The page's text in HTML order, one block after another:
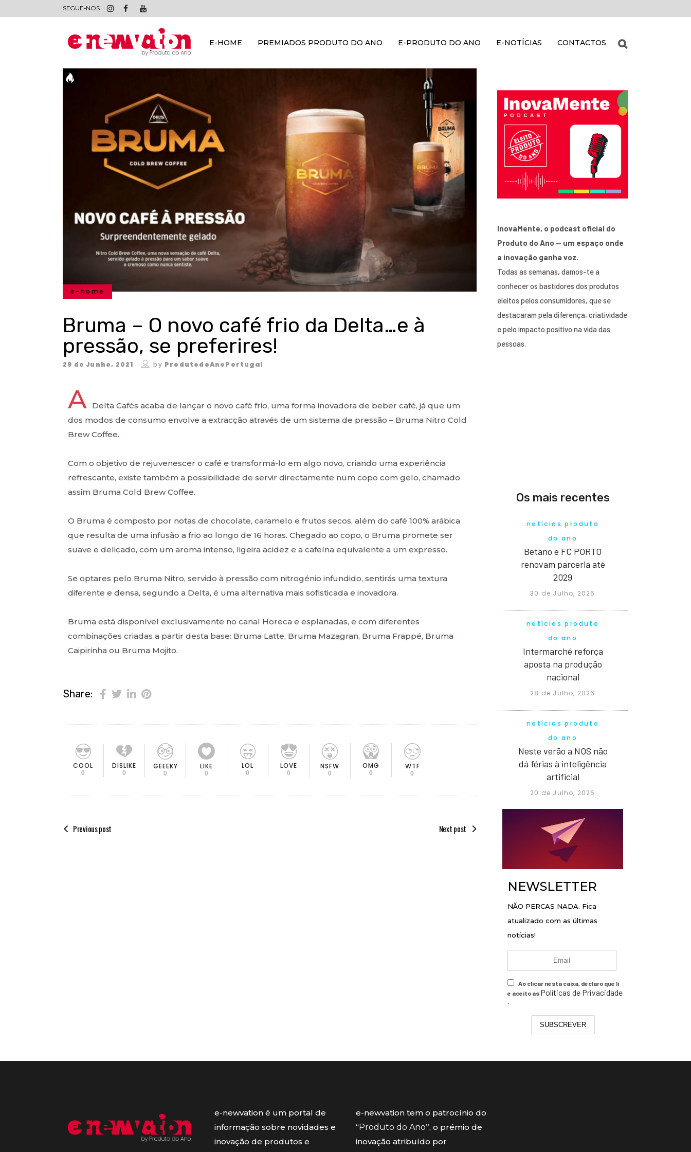
SEGUE-NOS
E-HOME PREMIADOS PRODUTO DO ANO E-PRODUTO DO ANO E-NOTÍCIAS CONTACTOS
e-home
Bruma – O novo café frio da Delta…e à
pressão, se preferires!
29 de Junho, 2021 by ProdutodoAnoPortugal
A Delta Cafés acaba de lançar o novo café frio, uma forma inovadora de beber café, já que um
dos modos de consumo envolve a extracção através de um sistema de pressão – Bruma Nitro Cold
Brew Coffee.
Com o objetivo de rejuvenescer o café e transformá-lo em algo novo, criando uma experiência
refrescante, existe também a possibilidade de servir directamente num copo com gelo, chamado
assim Bruma Cold Brew Coffee.
O Bruma é composto por notas de chocolate, caramelo e frutos secos, além do café 100% arábica
que resulta de uma infusão a frio ao longo de 16 horas. Chegado ao copo, o Bruma promete ser
suave e delicado, com um aroma intenso, ligeira acidez e a cafeína equivalente a um expresso.
Se optares pelo Bruma Nitro, servido à pressão com nitrogénio infundido, sentirás uma textura
diferente e densa, segundo a Delta, é uma alternativa mais sofisticada e inovadora.
Bruma está disponível exclusivamente no canal Horeca e esplanadas, e com diferentes
combinações criadas a partir desta base: Bruma Latte, Bruma Mazagran, Bruma Frappé, Bruma
Caipirinha ou Bruma Mojito.
Share:
COOL
0
DISLIKE
0
GEEEKY
0
LIKE
0
LOL
0
LOVE
0
NSFW
0
OMG
0
WTF
0
Previous post Next post
InovaMente, o podcast oficial do
Produto do Ano — um espaço onde
a inovação ganha voz.
Todas as semanas, damos-te a
conhecer os bastidores dos produtos
eleitos pelos consumidores, que se
destacaram pela diferença, criatividade
e pelo impacto positivo na vida das
pessoas.
Os mais recentes
notícias produto
do ano
Betano e FC PORTO
renovam parceria até
2029
30 de Julho, 2026
notícias produto
do ano
Intermarché reforça
aposta na produção
nacional
28 de Julho, 2026
notícias produto
do ano
Neste verão a NOS não
dá férias à inteligência
artificial
20 de Julho, 2026
NEWSLETTER
NÃO PERCAS NADA. Fica
atualizado com as últimas
notícias!
Ao clicar nesta caixa, declaro que li
e aceito as Políticas de Privacidade
.
SUBSCREVER
e-newvation é um portal de
informação sobre novidades e
inovação de produtos e
e-newvation tem o patrocínio do
“ Produto do Ano”, o prémio de
inovação atribuído por